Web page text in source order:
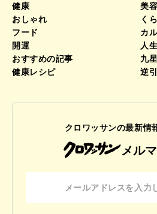
健康
美容
おしゃれ
く
フード
カ
開運
人生
おすすめの記事
九
健康レシピ
逆
クロワッサンの最新情
メル